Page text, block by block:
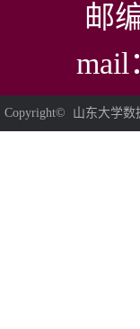
邮
mail
Copyright© 山东大学数